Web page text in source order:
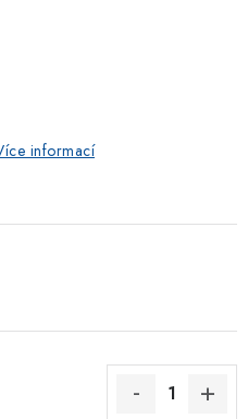
informací